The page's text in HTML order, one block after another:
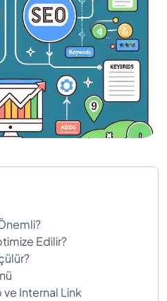
Edilir?
Internal Link